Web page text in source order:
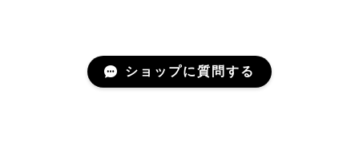
ショップに質問する